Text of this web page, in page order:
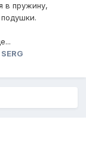
в пружину,